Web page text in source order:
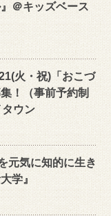
＠キッズベース
火・祝)「おこづ
！（事前予約制
タウン
元気に知的に生き
学』